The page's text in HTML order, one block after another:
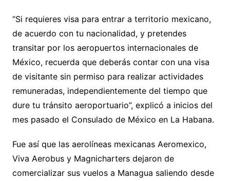
“Si requieres visa para entrar a territorio mexicano,
de acuerdo con tu nacionalidad, y pretendes
transitar por los aeropuertos internacionales de
México, recuerda que deberás contar con una visa
de visitante sin permiso para realizar actividades
remuneradas, independientemente del tiempo que
dure tu tránsito aeroportuario”, explicó a inicios del
mes pasado el Consulado de México en La Habana.
Fue así que las aerolíneas mexicanas Aeromexico,
Viva Aerobus y Magnicharters dejaron de
comercializar sus vuelos a Managua saliendo desde